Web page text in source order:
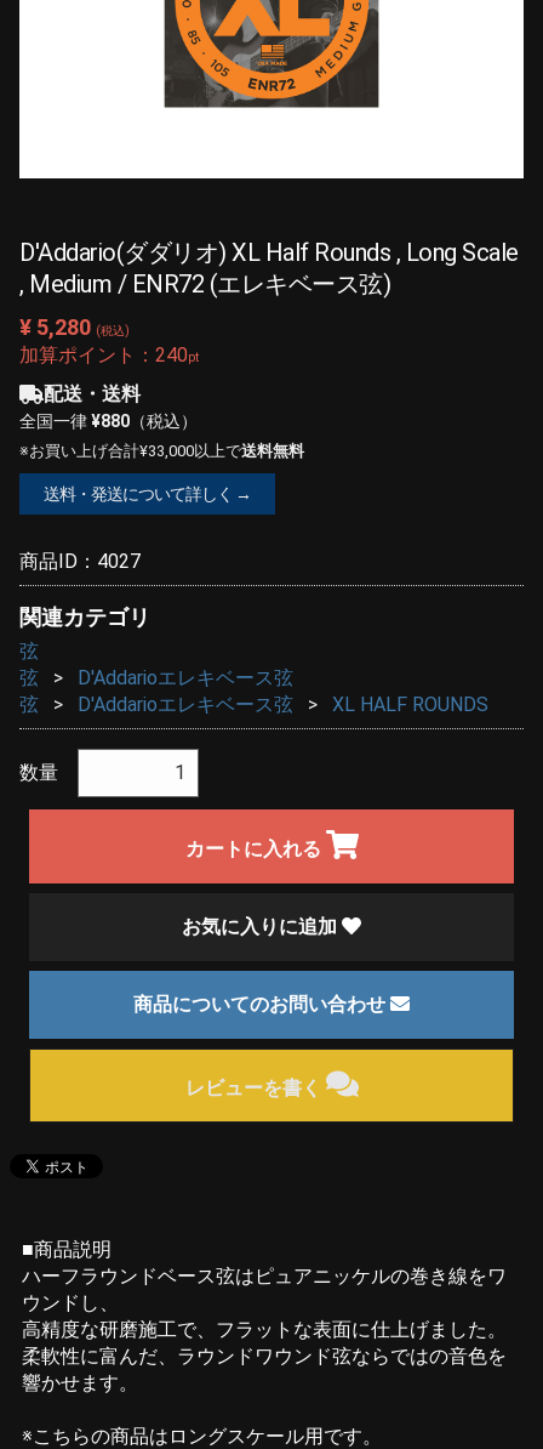
D'Addario(ダダリオ) XL Half Rounds , Long Scale
, Medium / ENR72 (エレキベース弦)
¥ 5,280 (税込)
加算ポイント： 240pt
配送・送料
全国一律¥880 （税込）
※お買い上げ合計¥33,000以上で送料無料
送料・発送について詳しく →
商品ID： 4027
関連カテゴリ
弦
弦
D'Addarioエレキベース弦
弦
D'Addarioエレキベース弦 XL HALF ROUNDS
数量
カートに入れる
お気に入りに追加
商品についてのお問い合わせ
レビューを書く
■商品説明
ハーフラウンドベース弦はピュアニッケルの巻き線をワ
ウンドし、
高精度な研磨施工で、フラットな表面に仕上げました。
柔軟性に富んだ、ラウンドワウンド弦ならではの音色を
響かせます。
※こちらの商品はロングスケール用です。